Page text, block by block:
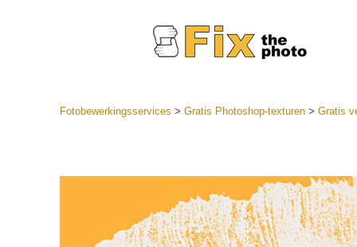
collecties
Mobiele
Fotobewerkingsservices > Gratis Photoshop-texturen> Gratis